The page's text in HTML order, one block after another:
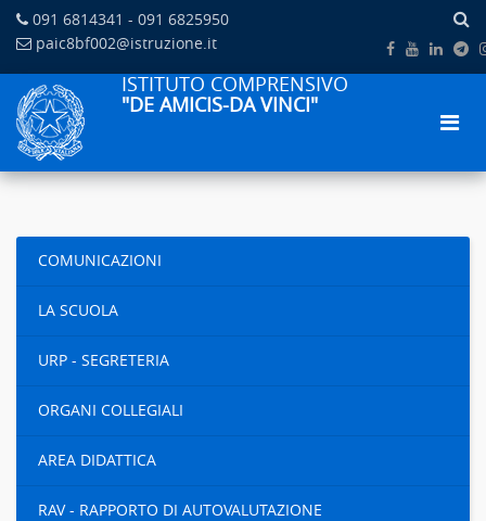
091 6814341 - 091 6825950
paic8bf002@istruzione.it
ISTITUTO COMPRENSIVO
"DE AMICIS-DA VINCI"
COMUNICAZIONI
LA SCUOLA
URP - SEGRETERIA
ORGANI COLLEGIALI
AREA DIDATTICA
RAV - RAPPORTO DI AUTOVALUTAZIONE